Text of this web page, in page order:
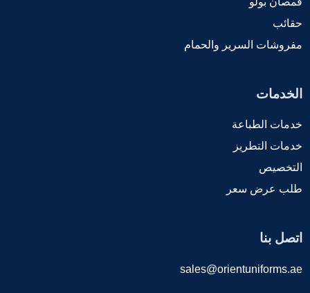
حقائب
مفروشات السرير والحمام
الخدمات
خدمات الطباعة
خدمات التطريز
التخصيص
طلب عرض سعر
اتصل بنا
sales@orientuniforms.ae